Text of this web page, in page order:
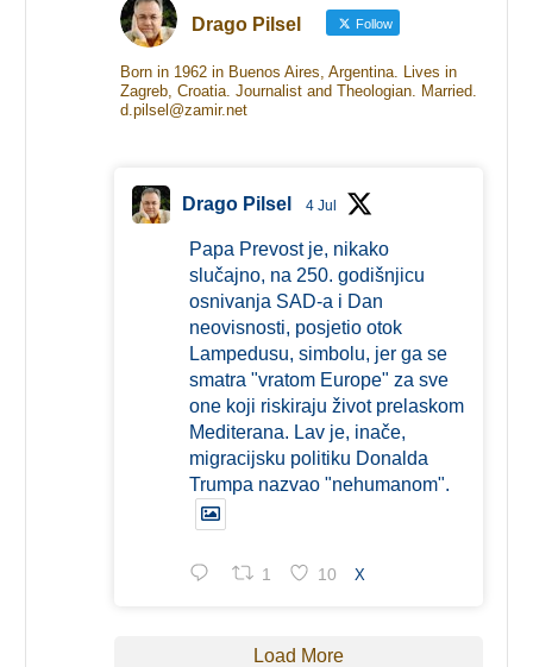
Drago Pilsel Follow
Born in 1962 in Buenos Aires, Argentina. Lives in
Zagreb, Croatia. Journalist and Theologian. Married.
d.pilsel@zamir.net
Drago Pilsel 4 Jul
Papa Prevost je, nikako
slučajno, na 250. godišnjicu
osnivanja SAD-a i Dan
neovisnosti, posjetio otok
Lampedusu, simbolu, jer ga se
smatra "vratom Europe" za sve
one koji riskiraju život prelaskom
Mediterana. Lav je, inače,
migracijsku politiku Donalda
Trumpa nazvao "nehumanom".
1 10 X
Load More